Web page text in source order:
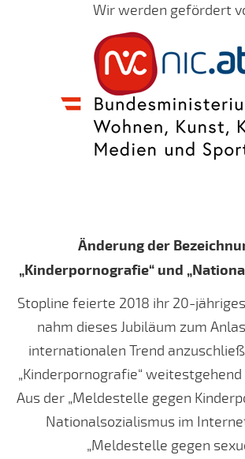
Wir werden gefördert
Änderung der
„Kinderpornografie“ und
Stopline feierte 2018 ihr 20-
nahm dieses Jubiläum zum
internationalen Trend
„Kinderpornografie“
Aus der „Meldestelle gegen
Nationalsozialismus im
„Meldestelle gegen